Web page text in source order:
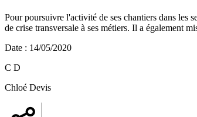
Pour poursuivre l'activité de ses chantiers dans les
de crise transversale à ses métiers. Il a également
Date : 14/05/2020
C D
Chloé Devis